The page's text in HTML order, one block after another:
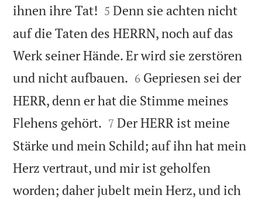
ihnen ihre Tat! 

5 Denn sie achten nicht
auf die Taten des HERRN, noch auf das
Werk seiner Hände. Er wird sie zerstören
und nicht aufbauen. 

6 Gepriesen sei der
HERR, denn er hat die Stimme meines
Flehens gehört. 

7 Der HERR ist meine
Stärke und mein Schild; auf ihn hat mein
Herz vertraut, und mir ist geholfen
worden; daher jubelt mein Herz, und ich